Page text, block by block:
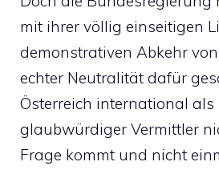
mit ihrer völlig einseitigen
demonstrativen Abkehr von
echter Neutralität dafür
Österreich international als
glaubwürdiger Vermittler
Frage kommt und nicht